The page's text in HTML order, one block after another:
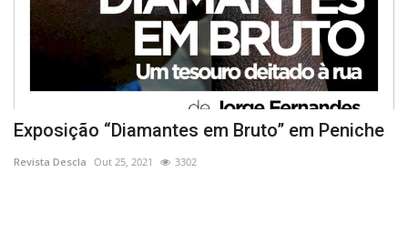
Exposição “Diamantes em Bruto” em Peniche
Revista Descla Out 25, 2021 3302